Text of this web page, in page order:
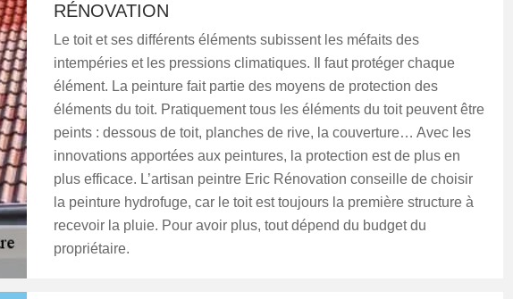
RÉNOVATION
Le toit et ses différents éléments subissent les méfaits des
intempéries et les pressions climatiques. Il faut protéger chaque
élément. La peinture fait partie des moyens de protection des
éléments du toit. Pratiquement tous les éléments du toit peuvent être
peints : dessous de toit, planches de rive, la couverture… Avec les
innovations apportées aux peintures, la protection est de plus en
plus efficace. L’artisan peintre Eric Rénovation conseille de choisir
la peinture hydrofuge, car le toit est toujours la première structure à
recevoir la pluie. Pour avoir plus, tout dépend du budget du
propriétaire.